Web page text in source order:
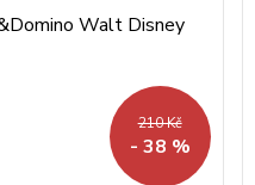
210 Kč
- 38 %